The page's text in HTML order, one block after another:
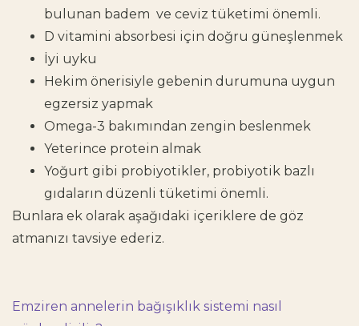
bulunan badem ve ceviz tüketimi önemli.
D vitamini absorbesi için doğru güneşlenmek
İyi uyku
Hekim önerisiyle gebenin durumuna uygun
egzersiz yapmak
Omega-3 bakımından zengin beslenmek
Yeterince protein almak
Yoğurt gibi probiyotikler, probiyotik bazlı
gıdaların düzenli tüketimi önemli.
Bunlara ek olarak aşağıdaki içeriklere de göz
atmanızı tavsiye ederiz.
Emziren annelerin bağışıklık sistemi nasıl